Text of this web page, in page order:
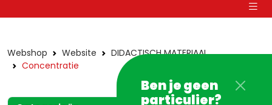
Ben je geen
particulier?
Webshop Website
DIDACTISCH MATERIAAL
Concentratie